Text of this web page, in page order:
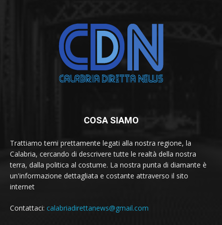
COSA SIAMO
Trattiamo temi prettamente legati alla nostra regione, la
Calabria, cercando di descrivere tutte le realtà della nostra
terra, dalla politica al costume. La nostra punta di diamante è
un'informazione dettagliata e costante attraverso il sito
internet
Contattaci: calabriadirettanews@gmail.com